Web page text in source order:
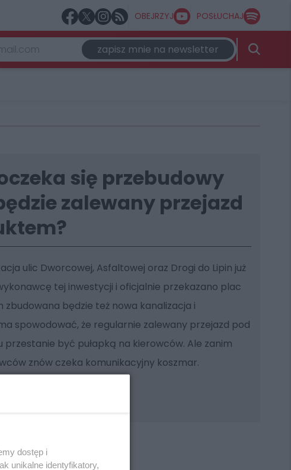
OBEJRZYJ POSŁUCHAJ
zapisz mnie na newsletter
się przebudowy
zalewany przejazd
ulic Dworcowej, Asfaltowej oraz Drogi do Lipin już
tej inwestycji i oficjalnie przekazano plac
zbudowana będzie też nowa kanalizacja i
spowodować, że regularnie zalewany przejazd pod
przestanie być pułapką na kierowców. Ale zanim
znów czeka komunikacyjny koszmar.
dostęp i
unikalne identyfikatory,